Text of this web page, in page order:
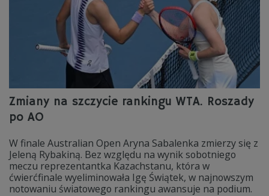
Zmiany na szczycie rankingu WTA. Roszady
po AO
W finale Australian Open Aryna Sabalenka zmierzy się z
Jeleną Rybakiną. Bez względu na wynik sobotniego
meczu reprezentantka Kazachstanu, która w
ćwierćfinale wyeliminowała Igę Świątek, w najnowszym
notowaniu światowego rankingu awansuje na podium.